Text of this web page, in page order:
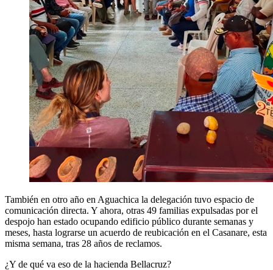
También en otro año en Aguachica la delegación tuvo espacio de
comunicación directa. Y ahora, otras 49 familias expulsadas por el
despojo han estado ocupando edificio público durante semanas y
meses, hasta lograrse un acuerdo de reubicación en el Casanare, esta
misma semana, tras 28 años de reclamos.
¿Y de qué va eso de la hacienda Bellacruz?